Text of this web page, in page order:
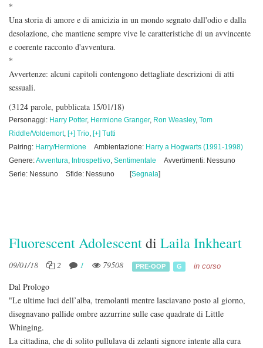
*
Una storia di amore e di amicizia in un mondo segnato dall'odio e dalla
desolazione, che mantiene sempre vive le caratteristiche di un avvincente
e coerente racconto d'avventura.
*
Avvertenze: alcuni capitoli contengono dettagliate descrizioni di atti
sessuali.
(3124 parole, pubblicata 15/01/18)
Personaggi: Harry Potter, Hermione Granger, Ron Weasley, Tom
Riddle/Voldemort, [+] Trio, [+] Tutti
Pairing: Harry/Hermione Ambientazione: Harry a Hogwarts (1991-1998)
Genere:Avventura, Introspettivo, Sentimentale
Avvertimenti: Nessuno
Serie: Nessuno
Sfide: Nessuno [Segnala]
Fluorescent Adolescentdi Laila Inkheart
09/01/18 2 1 79508 PRE-OOP G in corso
Dal Prologo
"Le ultime luci dell’alba, tremolanti mentre lasciavano posto al giorno,
disegnavano pallide ombre azzurrine sulle case quadrate di Little
Whinging.
La cittadina, che di solito pullulava di zelanti signore intente alla cura